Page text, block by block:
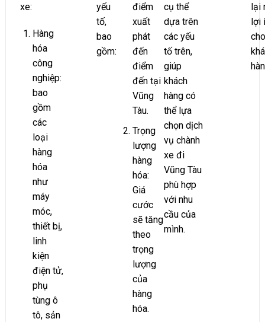
xe:
Hàng
hóa
công
nghiệp:
bao
gồm
các
loại
hàng
hóa
như
máy
móc,
thiết bị,
linh
kiện
điện tử,
phụ
tùng ô
tô, sản
yếu
tố,
bao
gồm:
điểm
xuất
phát
đến
điểm
đến tại
Vũng
Tàu.
Trọng
lượng
hàng
hóa:
Giá
cước
sẽ tăng
theo
trọng
lượng
của
hàng
hóa.
cụ thể
dựa trên
các yếu
tố trên,
giúp
khách
hàng có
thể lựa
chọn dịch
vụ chành
xe đi
Vũng Tàu
phù hợp
với nhu
cầu của
mình.
lại
lợi
cho